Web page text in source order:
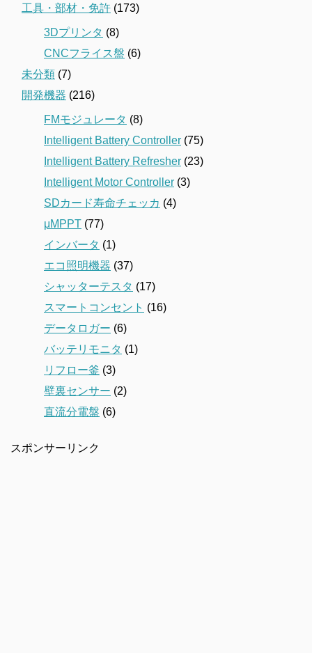
工具・部材・免許 (173)
3Dプリンタ (8)
CNCフライス盤 (6)
未分類 (7)
開発機器 (216)
FMモジュレータ (8)
Intelligent Battery Controller (75)
Intelligent Battery Refresher (23)
Intelligent Motor Controller (3)
SDカード寿命チェッカ (4)
μMPPT (77)
インバータ (1)
エコ照明機器 (37)
シャッターテスタ (17)
スマートコンセント (16)
データロガー (6)
バッテリモニタ (1)
リフロー釜 (3)
壁裏センサー (2)
直流分電盤 (6)
スポンサーリンク